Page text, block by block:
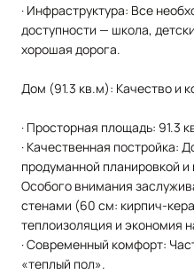
· Инфраструктура: Все
доступности — школа,
хорошая дорога.
Дом (91.3 кв.м): Качество и
· Просторная площадь: 91.3
· Качественная постройка:
продуманной планировкой
Особого внимания
стенами (60 см: кирпич-
теплоизоляция и экономия
· Современный комфорт:
«теплый пол».